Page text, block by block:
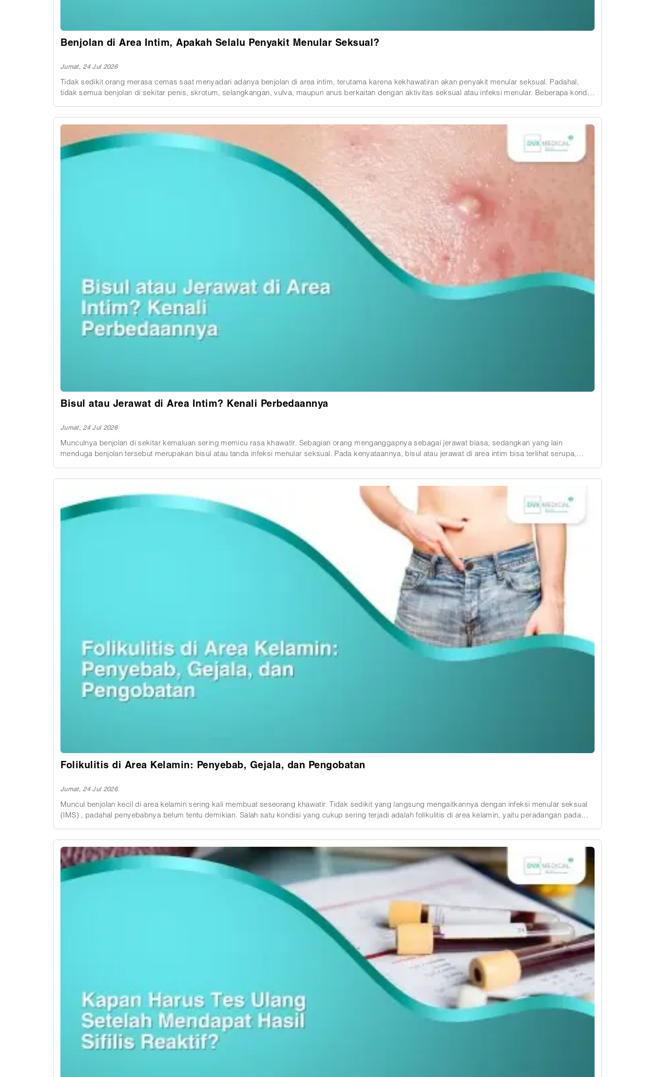
Benjolan di Area Intim, Apakah Selalu Penyakit Menular Seksual?
Jumat, 24 Jul 2026
Tidak sedikit orang merasa cemas saat menyadari adanya benjolan di area intim, terutama karena kekhawatiran akan penyakit menular seksual. Padahal,
tidak semua benjolan di sekitar penis, skrotum, selangkangan, vulva, maupun anus berkaitan dengan aktivitas seksual atau infeksi menular. Beberapa kondisi
penyebabnya. Karena tampilan berbagai kelainan kulit bisa mirip, pemeriksaan dokter tetap diperlukan untuk memastikan diagnosis dan menentukan
penanganan yang tepat.
Bisul atau Jerawat di Area Intim? Kenali Perbedaannya
Jumat, 24 Jul 2026
Munculnya benjolan di sekitar kemaluan sering memicu rasa khawatir. Sebagian orang menganggapnya sebagai jerawat biasa, sedangkan yang lain
menduga benjolan tersebut merupakan bisul atau tanda infeksi menular seksual. Pada kenyataannya, bisul atau jerawat di area intim bisa terlihat serupa,
Pemeriksaan dokter tetap diperlukan apabila keluhan terasa berat, berulang, atau sulit dikenali.
Folikulitis di Area Kelamin: Penyebab, Gejala, dan Pengobatan
Jumat, 24 Jul 2026
Muncul benjolan kecil di area kelamin sering kali membuat seseorang khawatir. Tidak sedikit yang langsung mengaitkannya dengan infeksi menular seksual
(IMS) , padahal penyebabnya belum tentu demikian. Salah satu kondisi yang cukup sering terjadi adalah folikulitis di area kelamin, yaitu peradangan pada
gejala, serta pilihan pengobatan yang sesuai.